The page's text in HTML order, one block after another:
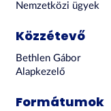
Nemzetközi ügyek
Közzétevő
Bethlen Gábor
Alapkezelő
Formátumok